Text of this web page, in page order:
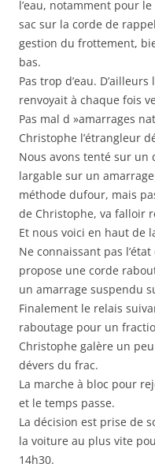
l’eau, notamment pour
sac sur la corde de
gestion du frottement,
bas.
Pas trop d’eau.
renvoyait à chaque fois
Pas mal d »amarrages
Christophe l’étrangleur
Nous avons tenté sur un
largable sur un
méthode dufour, mais
de Christophe, va falloir
Et nous voici en haut de
Ne connaissant pas
propose une corde
un amarrage suspendu
Finalement le relais
raboutage pour un
Christophe galère un
dévers du frac.
La marche à bloc pour
et le temps passe.
La décision est prise de
la voiture au plus vite
14h30.